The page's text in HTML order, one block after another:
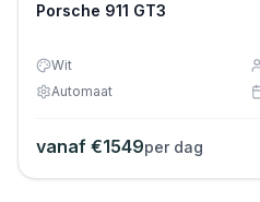
Porsche 911 GT3
Wit
Automaat
vanaf €1549per dag